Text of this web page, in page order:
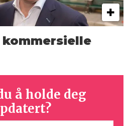
kommersielle
å holde deg